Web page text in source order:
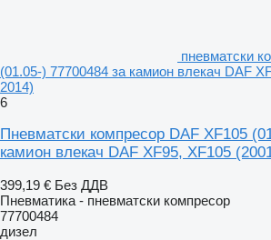
пневматски
(01.05-) 77700484 за камион влекач DAF
2014)
6
Пневматски компресор DAF XF105
камион влекач DAF XF95, XF105
399,19 € Без ДДВ
Пневматика - пневматски компресор
77700484
дизел